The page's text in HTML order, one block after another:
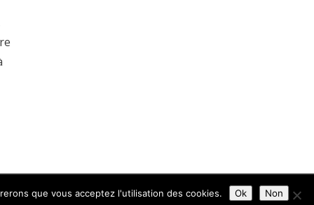
Légalesque vous acceptez l'utilisation des cookies. Ok Non